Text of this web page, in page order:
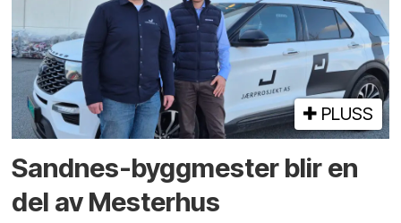
PLUSS
Sandnes-byggmester blir en
del av Mesterhus